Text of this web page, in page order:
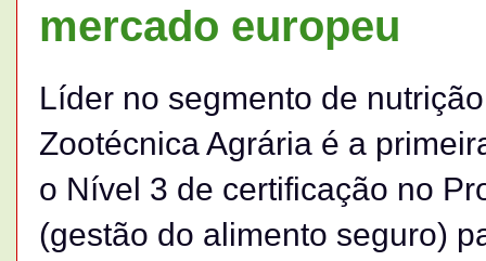
mercado europeu
Líder no segmento de
Zootécnica Agrária é a
o Nível 3 de certificação no
(gestão do alimento seguro)